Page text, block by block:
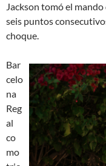
Jackson tomó el
seis puntos
choque.
Bar
celo
na
Reg
al
co
mo